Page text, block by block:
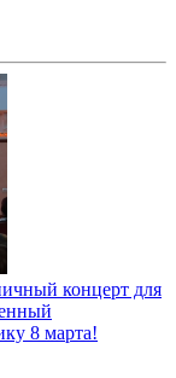
концерт для
8 марта!